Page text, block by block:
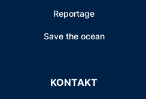
Reportage
Save the ocean
KONTAKT